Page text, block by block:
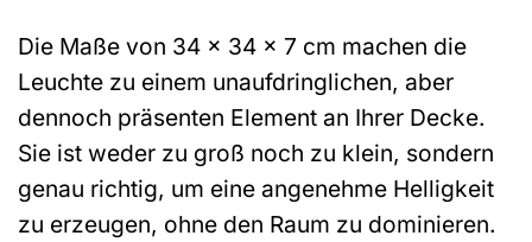
Die Maße von 34 x 34 x 7 cm machen die
Leuchte zu einem unaufdringlichen, aber
dennoch präsenten Element an Ihrer Decke.
Sie ist weder zu groß noch zu klein, sondern
genau richtig, um eine angenehme Helligkeit
zu erzeugen, ohne den Raum zu dominieren.